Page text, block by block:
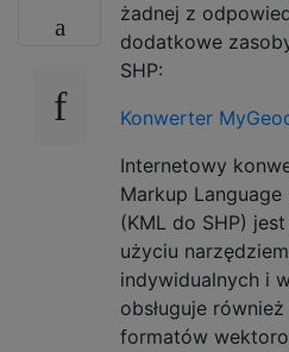
żadnej z
dodatkowe
SHP:
Konwerter
Internetowy
Markup
(KML do SHP)
użyciu
indywidualnych i
obsługuje
formatów